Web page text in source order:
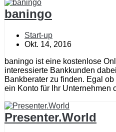
baningo
Start-up
Okt. 14, 2016
baningo ist eine kostenlose
interessierte Bankkunden
Bankberater zu finden. Egal
ein Konto für Ihr Unternehmen
Presenter.World